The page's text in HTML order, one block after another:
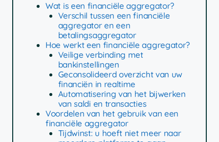
Wat is een financiële aggregator?
Verschil tussen een financiële
aggregator en een
betalingsaggregator
Hoe werkt een financiële aggregator?
Veilige verbinding met
bankinstellingen
Geconsolideerd overzicht van uw
financiën in realtime
Automatisering van het bijwerken
van saldi en transacties
Voordelen van het gebruik van een
financiële aggregator
Tijdwinst: u hoeft niet meer naar